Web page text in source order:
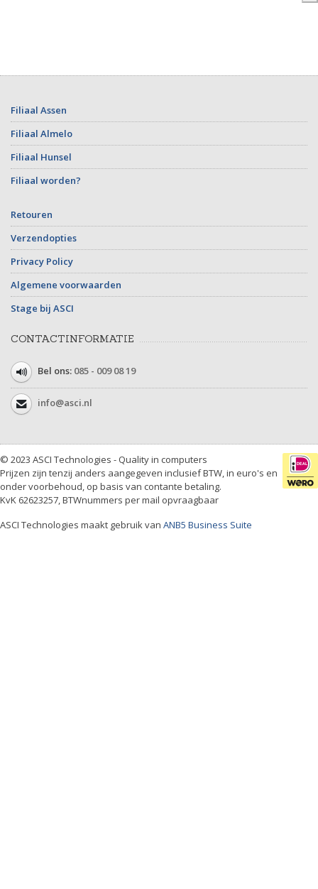
Filiaal Assen
Filiaal Almelo
Filiaal Hunsel
Filiaal worden?
Retouren
Verzendopties
Privacy Policy
Algemene voorwaarden
Stage bij ASCI
CONTACTINFORMATIE
Bel ons: 085 - 009 08 19
info@asci.nl
© 2023 ASCI Technologies - Quality in computers
Prijzen zijn tenzij anders aangegeven inclusief BTW, in euro's en
onder voorbehoud, op basis van contante betaling.
KvK 62623257, BTWnummers per mail opvraagbaar
ASCI Technologies maakt gebruik van ANB5 Business Suite